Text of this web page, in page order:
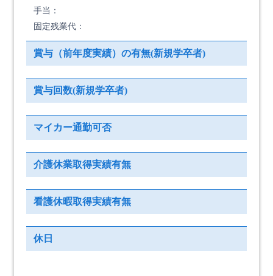
手当：
固定残業代：
賞与（前年度実績）の有無(新規学卒者)
賞与回数(新規学卒者)
マイカー通勤可否
介護休業取得実績有無
看護休暇取得実績有無
休日